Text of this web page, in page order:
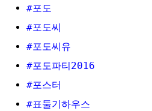
#포도
#포도씨
#포도씨유
#포도파티2016
#포스터
#표둘기하우스